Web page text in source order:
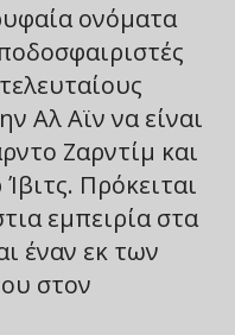
ονόματα
Αλ Αϊν να είναι
Ζαρντίμ και
Πρόκειται
εμπειρία στα
έναν εκ των
στον